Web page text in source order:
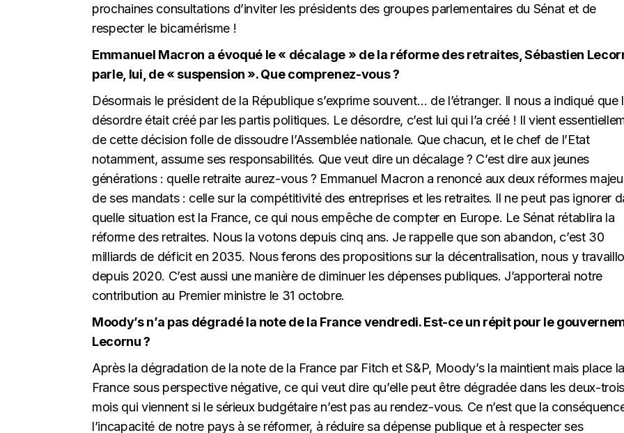
prochaines consultations d’inviter les présidents des groupes parlementaires du Sénat et de
respecter le bicamérisme !
Emmanuel Macron a évoqué le « décalage » de la réforme des retraites, Sébastien
parle, lui, de « suspension ». Que comprenez-vous ?
Désormais le président de la République s’exprime souvent… de l’étranger. Il nous a indiqué que
désordre était créé par les partis politiques. Le désordre, c’est lui qui l’a créé ! Il vient
de cette décision folle de dissoudre l’Assemblée nationale. Que chacun, et le chef de l’Etat
notamment, assume ses responsabilités. Que veut dire un décalage ? C’est dire aux jeunes
générations : quelle retraite aurez-vous ? Emmanuel Macron a renoncé aux deux réformes
de ses mandats : celle sur la compétitivité des entreprises et les retraites. Il ne peut pas ignorer
quelle situation est la France, ce qui nous empêche de compter en Europe. Le Sénat rétablira la
réforme des retraites. Nous la votons depuis cinq ans. Je rappelle que son abandon, c’est 30
milliards de déficit en 2035. Nous ferons des propositions sur la décentralisation, nous y
depuis 2020. C’est aussi une manière de diminuer les dépenses publiques. J’apporterai notre
contribution au Premier ministre le 31 octobre.
Moody’s n’a pas dégradé la note de la France vendredi. Est-ce un répit pour le
Lecornu ?
Après la dégradation de la note de la France par Fitch et S&P, Moody’s la maintient mais place la
France sous perspective négative, ce qui veut dire qu’elle peut être dégradée dans les deux-trois
mois qui viennent si le sérieux budgétaire n’est pas au rendez-vous. Ce n’est que la
l’incapacité de notre pays à se réformer, à réduire sa dépense publique et à respecter ses